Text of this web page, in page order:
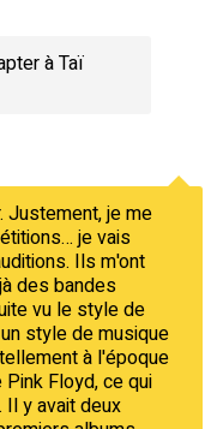
à Taï
Justement, je me
je vais
Ils m'ont
des bandes
vu le style de
style de musique
à l'époque
Floyd, ce qui
y avait deux